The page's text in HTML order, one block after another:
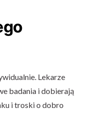
Lekarze
badania i dobierają
i troski o dobro